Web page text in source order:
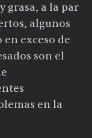
grasa, a la par
algunos
exceso de
son el
en la